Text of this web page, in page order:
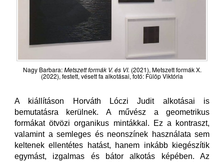
Nagy Barbara:Metszett formák V. és VI. (2021), Metszett formák X.
(2022), festett, vésett fa alkotásai, fotó: Fülöp Viktória
A kiállításon Horváth Lóczi Judit alkotásai is
bemutatásra kerülnek. A művész a geometrikus
formákat ötvözi organikus mintákkal. Ez a kontraszt,
valamint a semleges és neonszínek használata sem
keltenek ellentétes hatást, hanem inkább kiegészítik
egymást, izgalmas és bátor alkotás képében. Az